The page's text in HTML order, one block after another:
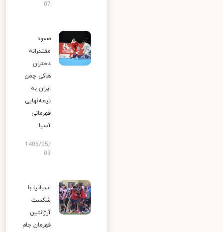
07
صعود
مقتدرانه
دختران
هاکی چمن
ایران به
نیمه‌نهایی
قهرمانی
آسیا
1405/05/
03
اسپانیا با
شکست
آرژانتین
قهرمان جام